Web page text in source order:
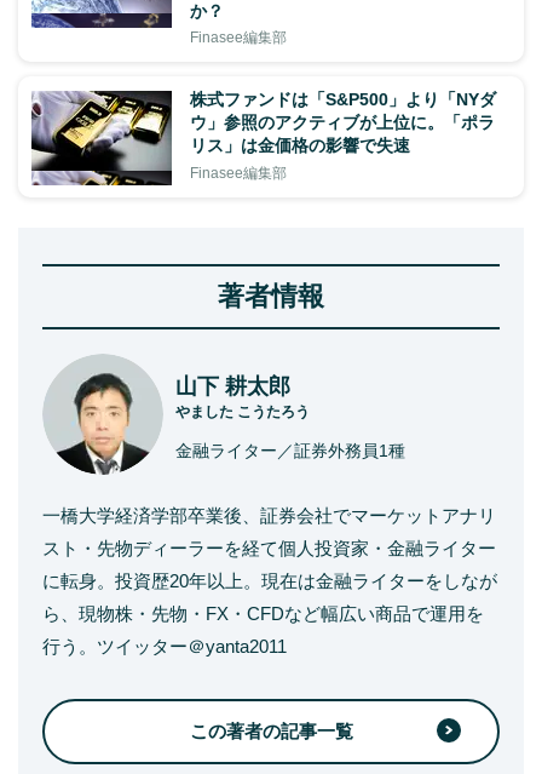
か？
Finasee編集部
株式ファンドは「S&P500」より「NYダ
ウ」参照のアクティブが上位に。「ポラ
リス」は金価格の影響で失速
Finasee編集部
著者情報
山下 耕太郎
やました こうたろう
金融ライター／証券外務員1種
一橋大学経済学部卒業後、証券会社でマーケットアナリ
スト・先物ディーラーを経て個人投資家・金融ライター
に転身。投資歴20年以上。現在は金融ライターをしなが
ら、現物株・先物・FX・CFDなど幅広い商品で運用を
行う。ツイッター＠yanta2011
この著者の記事一覧